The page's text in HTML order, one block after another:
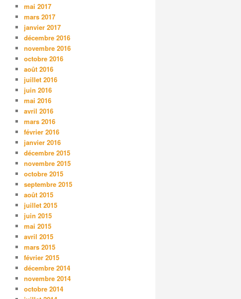
mai 2017
mars 2017
janvier 2017
décembre 2016
novembre 2016
octobre 2016
août 2016
juillet 2016
juin 2016
mai 2016
avril 2016
mars 2016
février 2016
janvier 2016
décembre 2015
novembre 2015
octobre 2015
septembre 2015
août 2015
juillet 2015
juin 2015
mai 2015
avril 2015
mars 2015
février 2015
décembre 2014
novembre 2014
octobre 2014